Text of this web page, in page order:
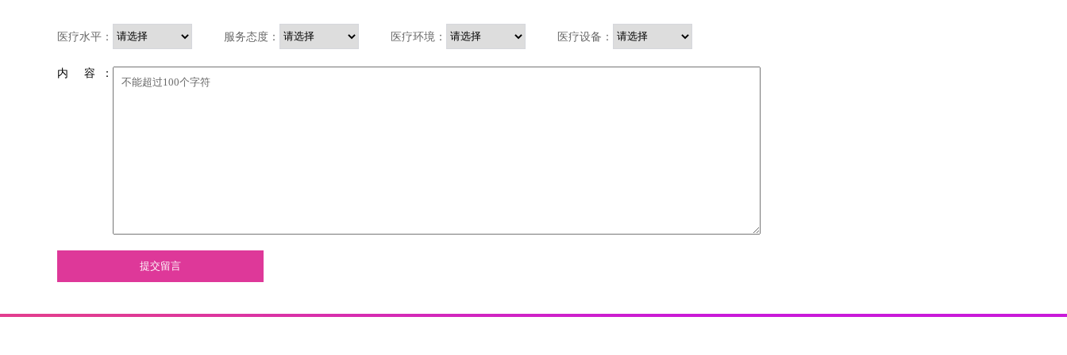
医疗水平： 服务态度： 医疗环境： 医疗设备：
内 容 ：
提交留言